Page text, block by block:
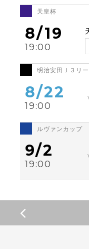
天皇杯
8/19
19:00
明治安田Ｊ３リ
8/22
19:00
ルヴァンカップ
9/2
19:00